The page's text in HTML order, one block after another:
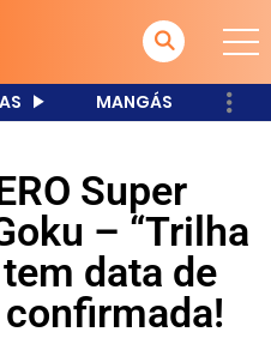
MANGÁS
Super
– “Trilha
data de